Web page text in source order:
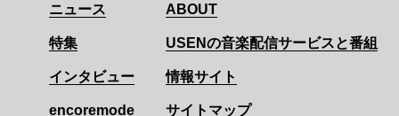
ニュース
特集
インタビュー
encoremode
ABOUT
USENの音楽配信サービスと番組
情報サイト
サイトマップ